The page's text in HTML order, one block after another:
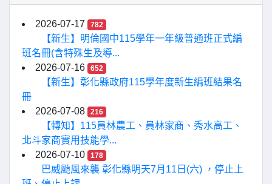
2026-07-17 782
【新生】明倫國中115學年一年級普通班正式編
班名冊(含特殊生及導...
2026-07-16
652
【新生】彰化縣政府115學年度新生編班結果名
冊
2026-07-08
216
【轉知】115員林農工、員林家商、秀水高工、
北斗家商實用技能學...
2026-07-10
178
巴威颱風來襲 彰化縣明天7月11日(六) ，停止上